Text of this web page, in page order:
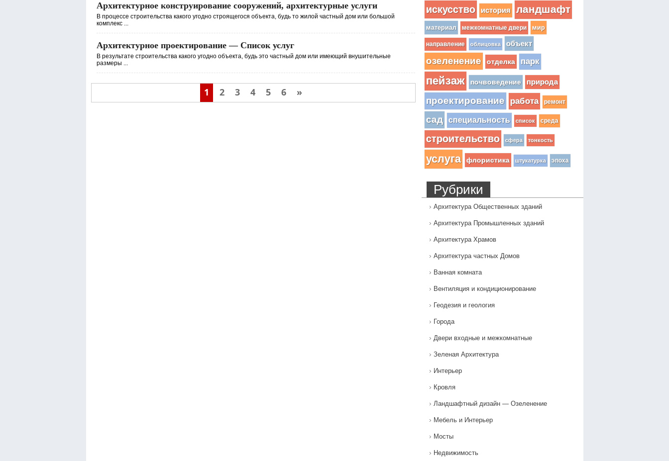
Архитектурное конструирование сооружений, архитектурные услуги
В процессе строительства какого угодно строящегося объекта, будь то жилой частный дом или большой
комплекс ...
Архитектурное проектирование — Список услуг
В результате строительства какого угодно объекта, будь это частный дом или имеющий внушительные
размеры ...
1 2 3 4 5 6 »
искусство история ландшафт
материал межкомнатные двери мир
направление облицовка объект
озеленение отделка парк
пейзаж почвоведение природа
проектирование работа ремонт
сад специальность список среда
строительство сфера тонкость
услуга флористика штукатурка эпоха
Рубрики
Архитектура Общественных зданий
Архитектура Промышленных зданий
Архитектура Храмов
Архитектура частных Домов
Ванная комната
Вентиляция и кондиционирование
Геодезия и геология
Города
Двери входные и межкомнатные
Зеленая Архитектура
Интерьер
Кровля
Ландшафтный дизайн — Озеленение‎
Мебель и Интерьер
Мосты
Недвижимость